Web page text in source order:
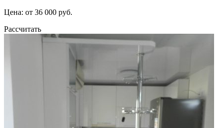
Цена: от 36 000 руб.
Рассчитать